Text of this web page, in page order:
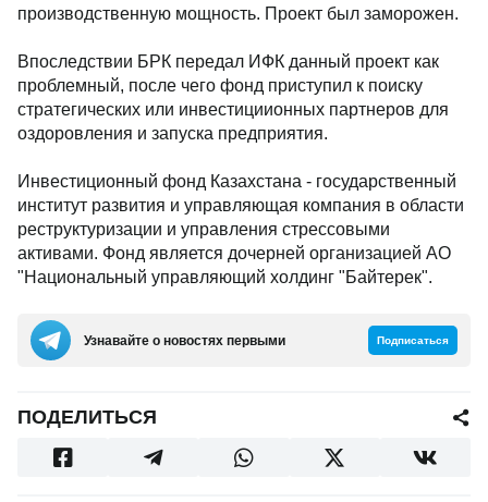
производственную мощность. Проект был заморожен.
Впоследствии БРК передал ИФК данный проект как
проблемный, после чего фонд приступил к поиску
стратегических или инвестициионных партнеров для
оздоровления и запуска предприятия.
Инвестиционный фонд Казахстана - государственный
институт развития и управляющая компания в области
реструктуризации и управления стрессовыми
активами. Фонд является дочерней организацией АО
"Национальный управляющий холдинг "Байтерек".
Узнавайте о новостях первыми Подписаться
ПОДЕЛИТЬСЯ